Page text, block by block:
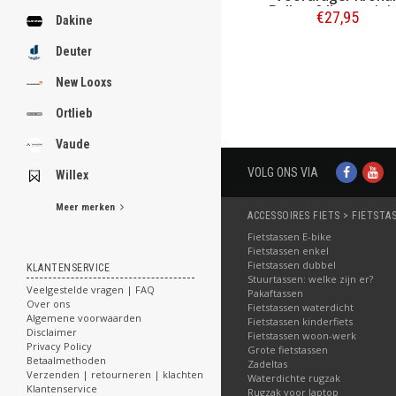
Dakine
Deuter
New Looxs
Ortlieb
Vaude
Willex
Meer merken
KLANTENSERVICE
Veelgestelde vragen | FAQ
Over ons
Algemene voorwaarden
Disclaimer
Privacy Policy
Betaalmethoden
Verzenden | retourneren | klachten
Klantenservice
OS Zwart
€27,95
VOLG ONS VIA
ACCESSOIRES FIETS >
Fietstassen E-bike
Fietstassen enkel
Fietstassen dubbel
Stuurtassen: welke zijn er?
Pakaftassen
Fietstassen waterdicht
Fietstassen kinderfiets
Fietstassen woon-werk
Grote fietstassen
Zadeltas
Waterdichte rugzak
Rugzak voor laptop